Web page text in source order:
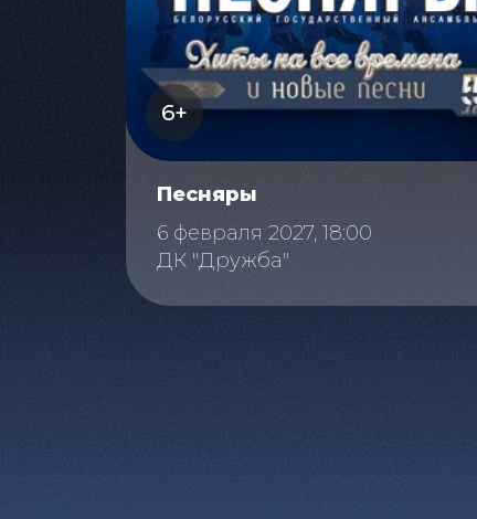
6+
Песняры
6 февраля 2027, 18:00
ДК "Дружба"